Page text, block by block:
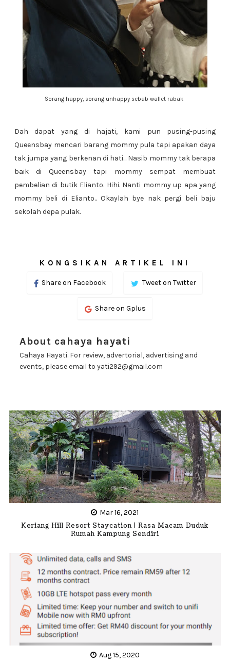
Sorang happy, sorang unhappy sebab wallet rabak
Dah dapat yang di hajati, kami pun pusing-pusing
Queensbay mencari barang mommy pula tapi apakan daya
tak jumpa yang berkenan di hati... Nasib mommy tak berapa
baik di Queensbay tapi mommy sempat membuat
pembelian di butik Elianto. Hihi. Nanti mommy up apa yang
mommy beli di Elianto.. Okaylah bye nak pergi beli baju
sekolah depa pulak.
KONGSIKAN ARTIKEL INI
Share on Facebook Tweet on Twitter
Share on Gplus
About cahaya hayati
Cahaya Hayati. For review, advertorial, advertising and
events, please email to yati292@gmail.com
Mar 16, 2021
Keriang Hill Resort Staycation | Rasa Macam Duduk
Rumah Kampung Sendiri
Aug 15, 2020